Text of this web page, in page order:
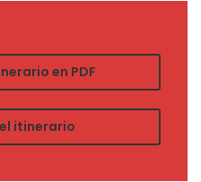
en PDF
itinerario